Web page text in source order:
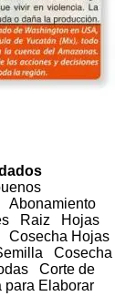
Abonamiento
Raiz Hojas
Hojas
Cosecha
Corte de
Elaborar